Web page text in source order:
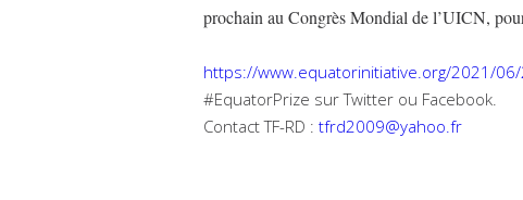
prochain au Congrès Mondial de l’UICN,
https://www.equatorinitiative.org/2021/
#EquatorPrize sur Twitter ou Facebook.
Contact TF-RD : tfrd2009@yahoo.fr